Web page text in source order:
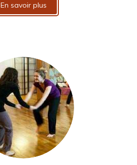
En savoir plus